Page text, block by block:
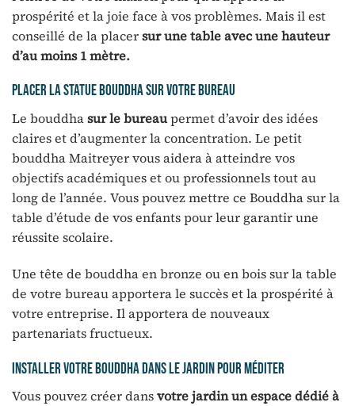
prospérité et la joie face à vos problèmes. Mais il est
conseillé de la placersur une table avec une hauteur
d’au moins 1 mètre.
Placer la statue bouddha sur votre bureau
Le bouddhasur le bureaupermet d’avoir des idées
claires et d’augmenter la concentration. Le petit
bouddha Maitreyer vous aidera à atteindre vos
objectifs académiques et ou professionnels tout au
long de l’année. Vous pouvez mettre ce Bouddha sur la
table d’étude de vos enfants pour leur garantir une
réussite scolaire.
Une tête de bouddha en bronze ou en bois sur la table
de votre bureau apportera le succès et la prospérité à
votre entreprise. Il apportera de nouveaux
partenariats fructueux.
Installer votre bouddha dans le jardin pour méditer
Vous pouvez créer dansvotre jardinun espace dédié à